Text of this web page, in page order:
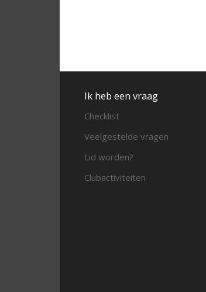
Ik heb een vraag
Checklist
Veelgestelde vragen
Lid worden?
Clubactiviteiten